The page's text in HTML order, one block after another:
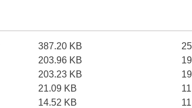
387.20 KB
203.96 KB
203.23 KB
21.09 KB
14.52 KB